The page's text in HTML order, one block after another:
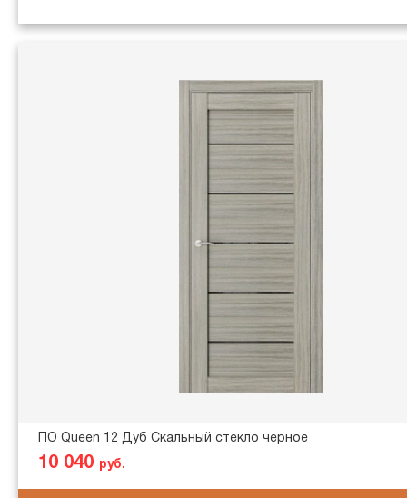
ПО Queen 12 Дуб Скальный стекло черное
10 040 руб.